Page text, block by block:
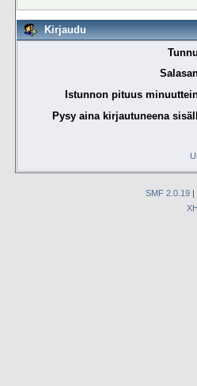
Kirjaudu
Istunnon pituus
Pysy aina kirjautuneena
SMF 2.0.19